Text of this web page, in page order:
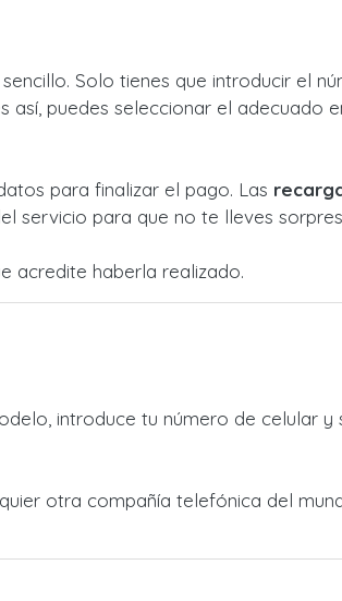
Solo tienes que introducir el
puedes seleccionar el adecuado
para finalizar el pago. Las
servicio para que no te lleves
acredite haberla realizado.
introduce tu número de celular y
otra compañía telefónica del